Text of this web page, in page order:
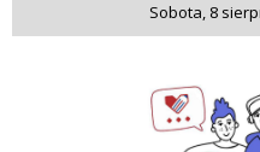
Sobota, 8